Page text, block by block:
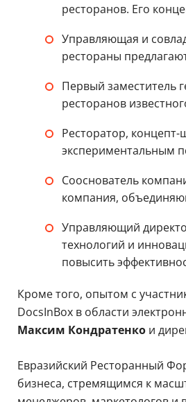
ресторанов. Его
Управляющая и
рестораны
Первый заместитель
ресторанов
Ресторатор,
экспериментальным
Сооснователь
компания,
Управляющий
технологий и
повысить
Кроме того, опытом с
DocsInBox в области
Максим Кондратенкои
Евразийский Ресторанный
бизнеса, стремящимся к